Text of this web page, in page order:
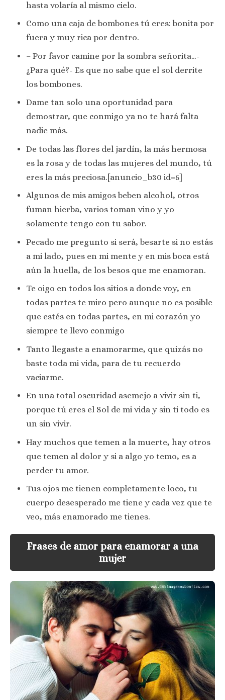
hasta volaría al mismo cielo.
Como una caja de bombones tú eres: bonita por
fuera y muy rica por dentro.
– Por favor camine por la sombra señorita…-
¿Para qué?- Es que no sabe que el sol derrite
los bombones.
Dame tan solo una oportunidad para
demostrar, que conmigo ya no te hará falta
nadie más.
De todas las flores del jardín, la más hermosa
es la rosa y de todas las mujeres del mundo, tú
eres la más preciosa.[anuncio_b30 id=5]
Algunos de mis amigos beben alcohol, otros
fuman hierba, varios toman vino y yo
solamente tengo con tu sabor.
Pecado me pregunto si será, besarte si no estás
a mi lado, pues en mi mente y en mis boca está
aún la huella, de los besos que me enamoran.
Te oigo en todos los sitios a donde voy, en
todas partes te miro pero aunque no es posible
que estés en todas partes, en mi corazón yo
siempre te llevo conmigo
Tanto llegaste a enamorarme, que quizás no
baste toda mi vida, para de tu recuerdo
vaciarme.
En una total oscuridad asemejo a vivir sin ti,
porque tú eres el Sol de mi vida y sin ti todo es
un sin vivir.
Hay muchos que temen a la muerte, hay otros
que temen al dolor y si a algo yo temo, es a
perder tu amor.
Tus ojos me tienen completamente loco, tu
cuerpo desesperado me tiene y cada vez que te
veo, más enamorado me tienes.
Frases de amor para enamorar a una
mujer